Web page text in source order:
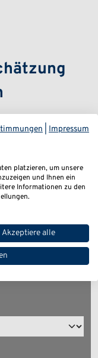
kostenlos.
Zugangs
ein. Wir
Nach der
auf
Impressum
platzieren, um unsere
und Ihnen ein
Informationen zu den
Akzeptiere alle